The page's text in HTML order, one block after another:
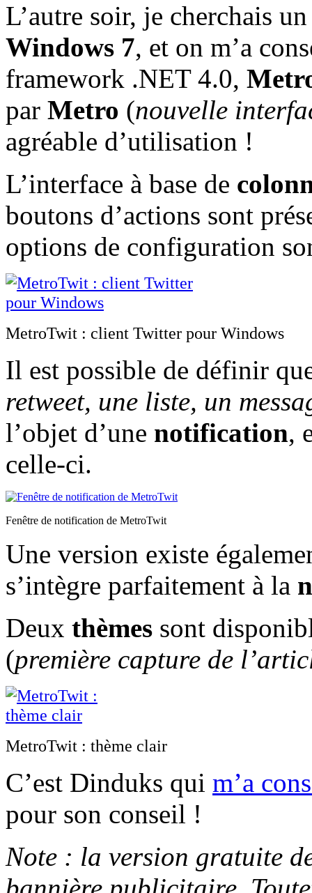
L’autre soir, je cherchais
Windows 7, et on m’a
framework .NET 4.0,
par Metro (nouvelle
agréable d’utilisation !
L’interface à base de
boutons d’actions sont
options de configuration
MetroTwit : client Twitter pour Windows
Il est possible de définir
retweet, une liste, un
l’objet d’une notification,
celle-ci.
Fenêtre de notification de MetroTwit
Une version existe
s’intègre parfaitement à la
Deux thèmes sont
(première capture de
MetroTwit : thème clair
C’est Dinduks qui m’a
pour son conseil !
Note : la version gratuite